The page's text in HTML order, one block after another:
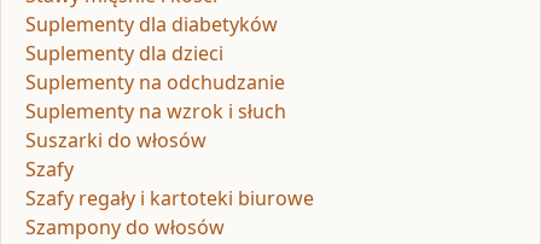
Suplementy dla diabetyków
Suplementy dla dzieci
Suplementy na odchudzanie
Suplementy na wzrok i słuch
Suszarki do włosów
Szafy
Szafy regały i kartoteki biurowe
Szampony do włosów